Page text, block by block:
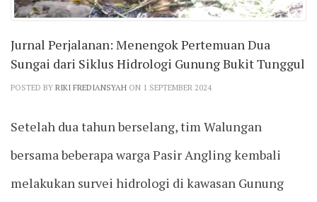
Jurnal Perjalanan: Menengok Pertemuan Dua
Sungai dari Siklus Hidrologi Gunung Bukit Tunggul
POSTED BY RIKI FREDIANSYAH ON 1 SEPTEMBER 2024
Setelah dua tahun berselang, tim Walungan
bersama beberapa warga Pasir Angling kembali
melakukan survei hidrologi di kawasan Gunung